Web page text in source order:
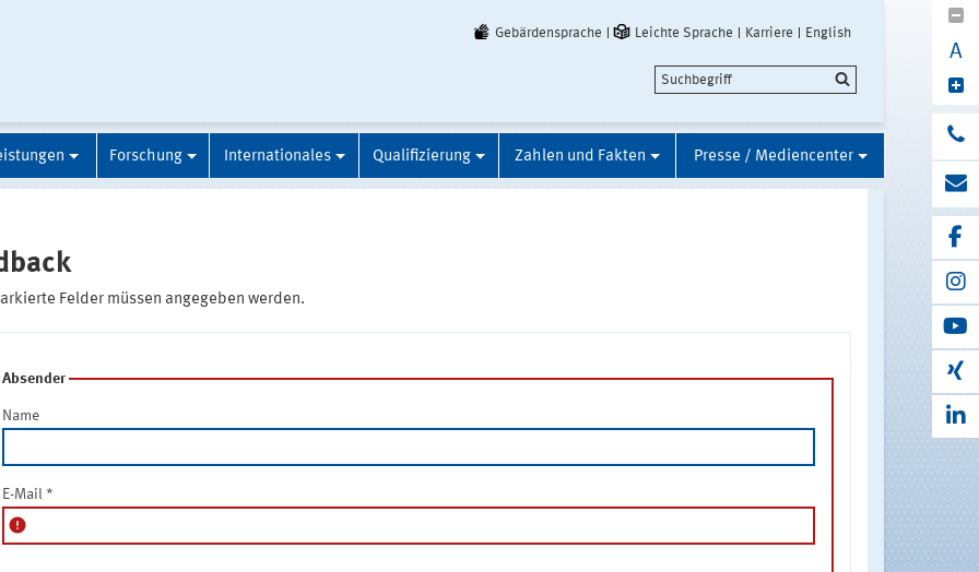
Gebärdensprache Leichte Sprache Karriere English
A
Forschung Internationales Qualifizierung Zahlen und Fakten Presse / Mediencenter
Felder müssen angegeben werden.
Absender
Name
E-Mail *
error